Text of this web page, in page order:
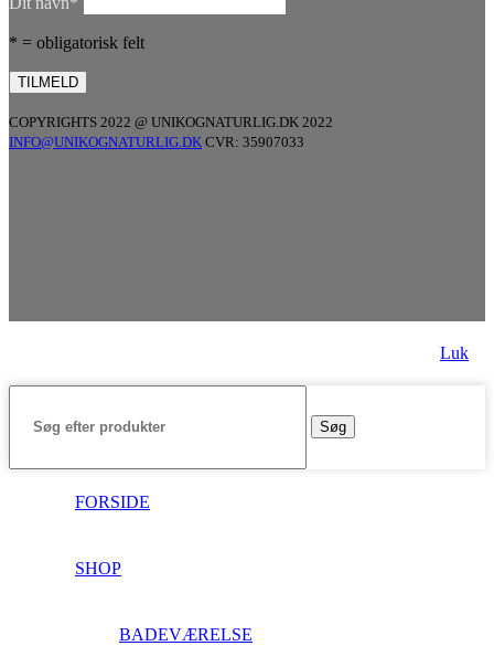
* = obligatorisk felt
COPYRIGHTS 2022 @ UNIKOGNATURLIG.DK 2022
INFO@UNIKOGNATURLIG.DK CVR: 35907033
Luk
Søg
FORSIDE
SHOP
BADEVÆRELSE